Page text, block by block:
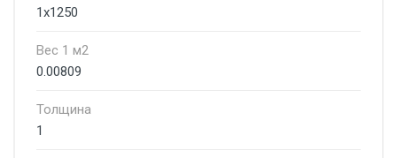
1х1250
Вес 1 м2
0.00809
Толщина
1